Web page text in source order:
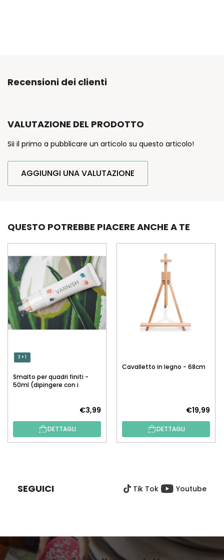
Recensioni dei clienti
VALUTAZIONE DEL PRODOTTO
Sii il primo a pubblicare un articolo su questo articolo!
AGGIUNGI UNA VALUTAZIONE
QUESTO POTREBBE PIACERE ANCHE A TE
3 + 1
Smalto per quadri finiti -
50ml (dipingere con i
€3,99
DETTAGLI
Cavalletto in legno - 68cm
€19,99
DETTAGLI
G
SEGUICI Tik Tok Youtube